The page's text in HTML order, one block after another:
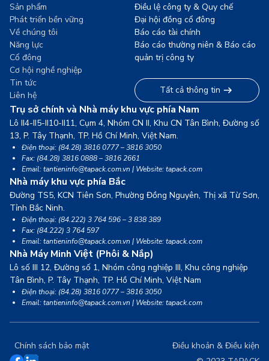
Trụ sở chính và Nhà máy khu vực phía Nam
Lô II4-II5-II10-II11, Cụm 4, Nhóm CN II, Khu CN Tân Bình, Đường số
13, P. Tây Thạnh, TP. Hồ Chí Minh, Việt Nam.
Điện thoại: (84.28) 3816 0777 – 3816 3050
Fax: (84.28) 3816 0888 – 3816 2661
Email: tantieninfo@tapack.com.vn | Website: tapack.com
Nhà máy khu vực phía Bắc
Đường TS5, KCN Tiên Sơn, Phường Đồng Nguyên, Thị xã Từ Sơn,
Tỉnh Bắc Ninh.
Điện thoại: (84.222) 3 764 596 – 3 838 389
Fax: (84.222) 3 764 597
Email: tantieninfo@tapack.com.vn | Website: tapack.com
Nhà Máy Minh Việt (Phôi & Nắp)
Lô số III 12, Đường số 1, Nhóm công nghiệp III, Khu công nghiệp
Tân Bình, P. Tây Thạnh, TP. Hồ Chí Minh, Việt Nam
Điện thoại: (84.28) 3816 0777 – 3816 3050
Email: tantieninfo@tapack.com.vn | Website: tapack.com
Sản phẩm
Phát triển bền vững
Về chúng tôi
Năng lực
Cổ đông
Cơ hội nghề nghiệp
Tin tức
Liên hệ
Điều lệ công ty & Quy chế
Đại hội đồng cổ đông
Báo cáo tài chính
Báo cáo thường niên & Báo cáo
quản trị công ty
Tất cả thông tin
Chính sách bảo mật Điều khoản & Điều kiện